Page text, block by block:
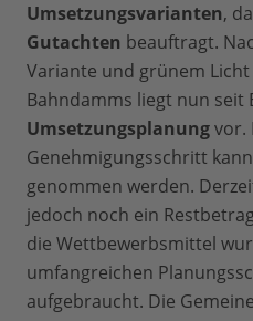
Umsetzungsvarianten,
Gutachten beauftragt.
Variante und grünem
Bahndamms liegt nun seit
Umsetzungsplanungvor.
Genehmigungsschritt
genommen werden.
jedoch noch ein
die Wettbewerbsmittel
umfangreichen
aufgebraucht. Die